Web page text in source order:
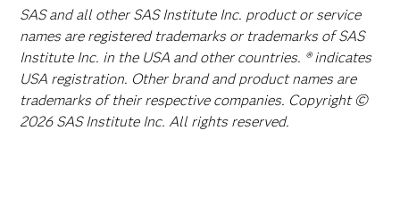
SAS and all other SAS Institute Inc. product or service
names are registered trademarks or trademarks of SAS
Institute Inc. in the USA and other countries. ® indicates
USA registration. Other brand and product names are
trademarks of their respective companies. Copyright ©
2026 SAS Institute Inc. All rights reserved.